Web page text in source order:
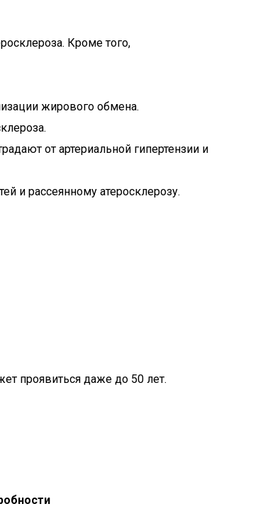
Кроме того,
жирового обмена.
от артериальной гипертензии и
и рассеянному атеросклерозу.
проявиться даже до 50 лет.